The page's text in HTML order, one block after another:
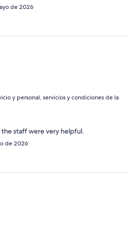
de 2026
y personal, servicios y condiciones de la
the staff were very helpful.
de 2026